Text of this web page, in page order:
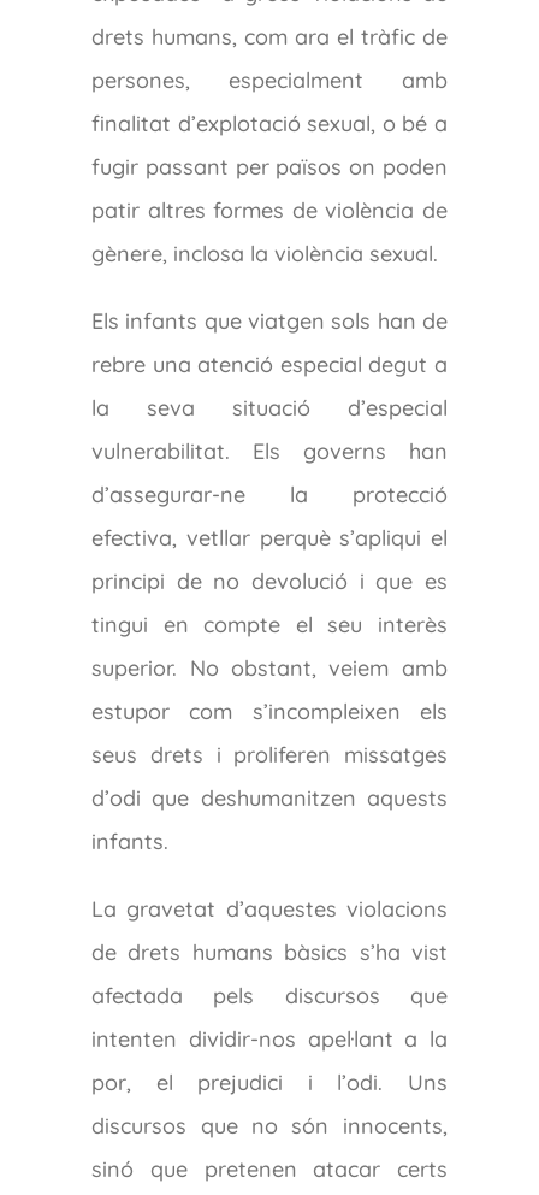
drets humans, com ara el tràfic de
persones, especialment amb
finalitat d’explotació sexual, o bé a
fugir passant per països on poden
patir altres formes de violència de
gènere, inclosa la violència sexual.
Els infants que viatgen sols han de
rebre una atenció especial degut a
la seva situació d’especial
vulnerabilitat. Els governs han
d’assegurar-ne la protecció
efectiva, vetllar perquè s’apliqui el
principi de no devolució i que es
tingui en compte el seu interès
superior. No obstant, veiem amb
estupor com s’incompleixen els
seus drets i proliferen missatges
d’odi que deshumanitzen aquests
infants.
La gravetat d’aquestes violacions
de drets humans bàsics s’ha vist
afectada pels discursos que
intenten dividir-nos apel·lant a la
por, el prejudici i l’odi. Uns
discursos que no són innocents,
sinó que pretenen atacar certs